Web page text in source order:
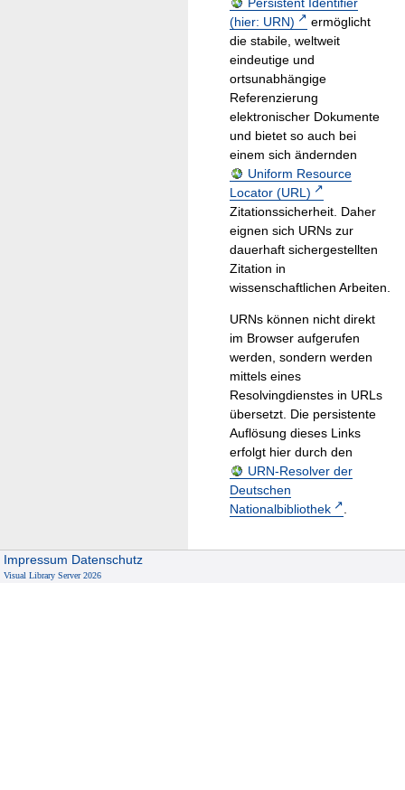
Persistent Identifier
(hier: URN)
ermöglicht
die stabile, weltweit
eindeutige und
ortsunabhängige
Referenzierung
elektronischer Dokumente
und bietet so auch bei
einem sich ändernden
Uniform Resource
Locator (URL)
Zitationssicherheit. Daher
eignen sich URNs zur
dauerhaft sichergestellten
Zitation in
wissenschaftlichen Arbeiten.
URNs können nicht direkt
im Browser aufgerufen
werden, sondern werden
mittels eines
Resolvingdienstes in URLs
übersetzt. Die persistente
Auflösung dieses Links
erfolgt hier durch den
URN-Resolver der
Deutschen
Nationalbibliothek
.
Impressum Datenschutz
Visual Library Server 2026